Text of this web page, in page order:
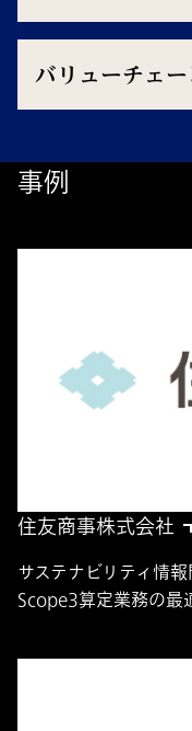
バリューチェ
事例
住友商事株式会社
サステナビリティ情
Scope3算定業務の最